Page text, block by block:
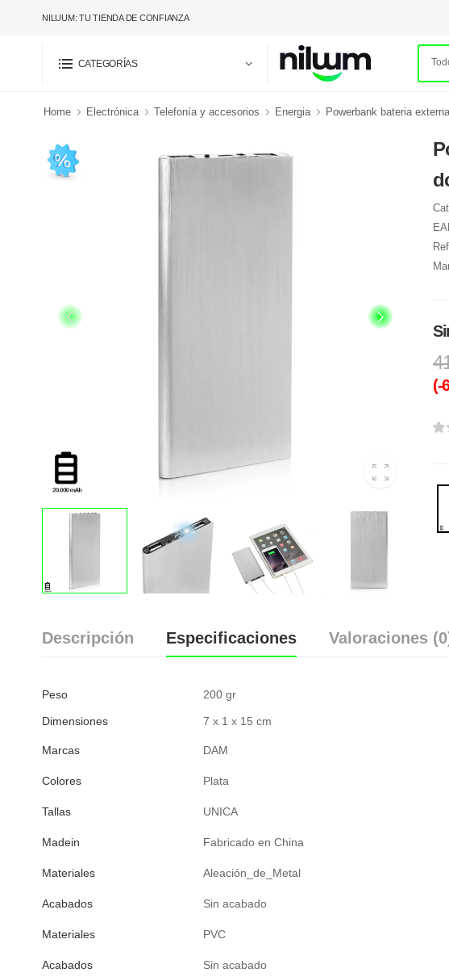
NILUUM: TU TIENDA DE CONFIANZA
CATEGORÍAS
Home Electrónica Telefonía y accesorios Energia Powerbank bateria externa
(-
Descripción Especificaciones Valoraciones
Peso 200 gr
Dimensiones 7 x 1 x 15 cm
Marcas DAM
Colores Plata
Tallas UNICA
Madein Fabricado en China
Materiales Aleación_de_Metal
Acabados Sin acabado
Materiales PVC
Acabados Sin acabado